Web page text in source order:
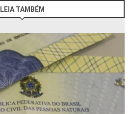
LEIA TAMBÉM